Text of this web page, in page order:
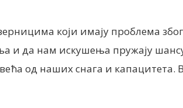
који имају проблема
и да нам искушења пружају
од наших снага и капацитета.